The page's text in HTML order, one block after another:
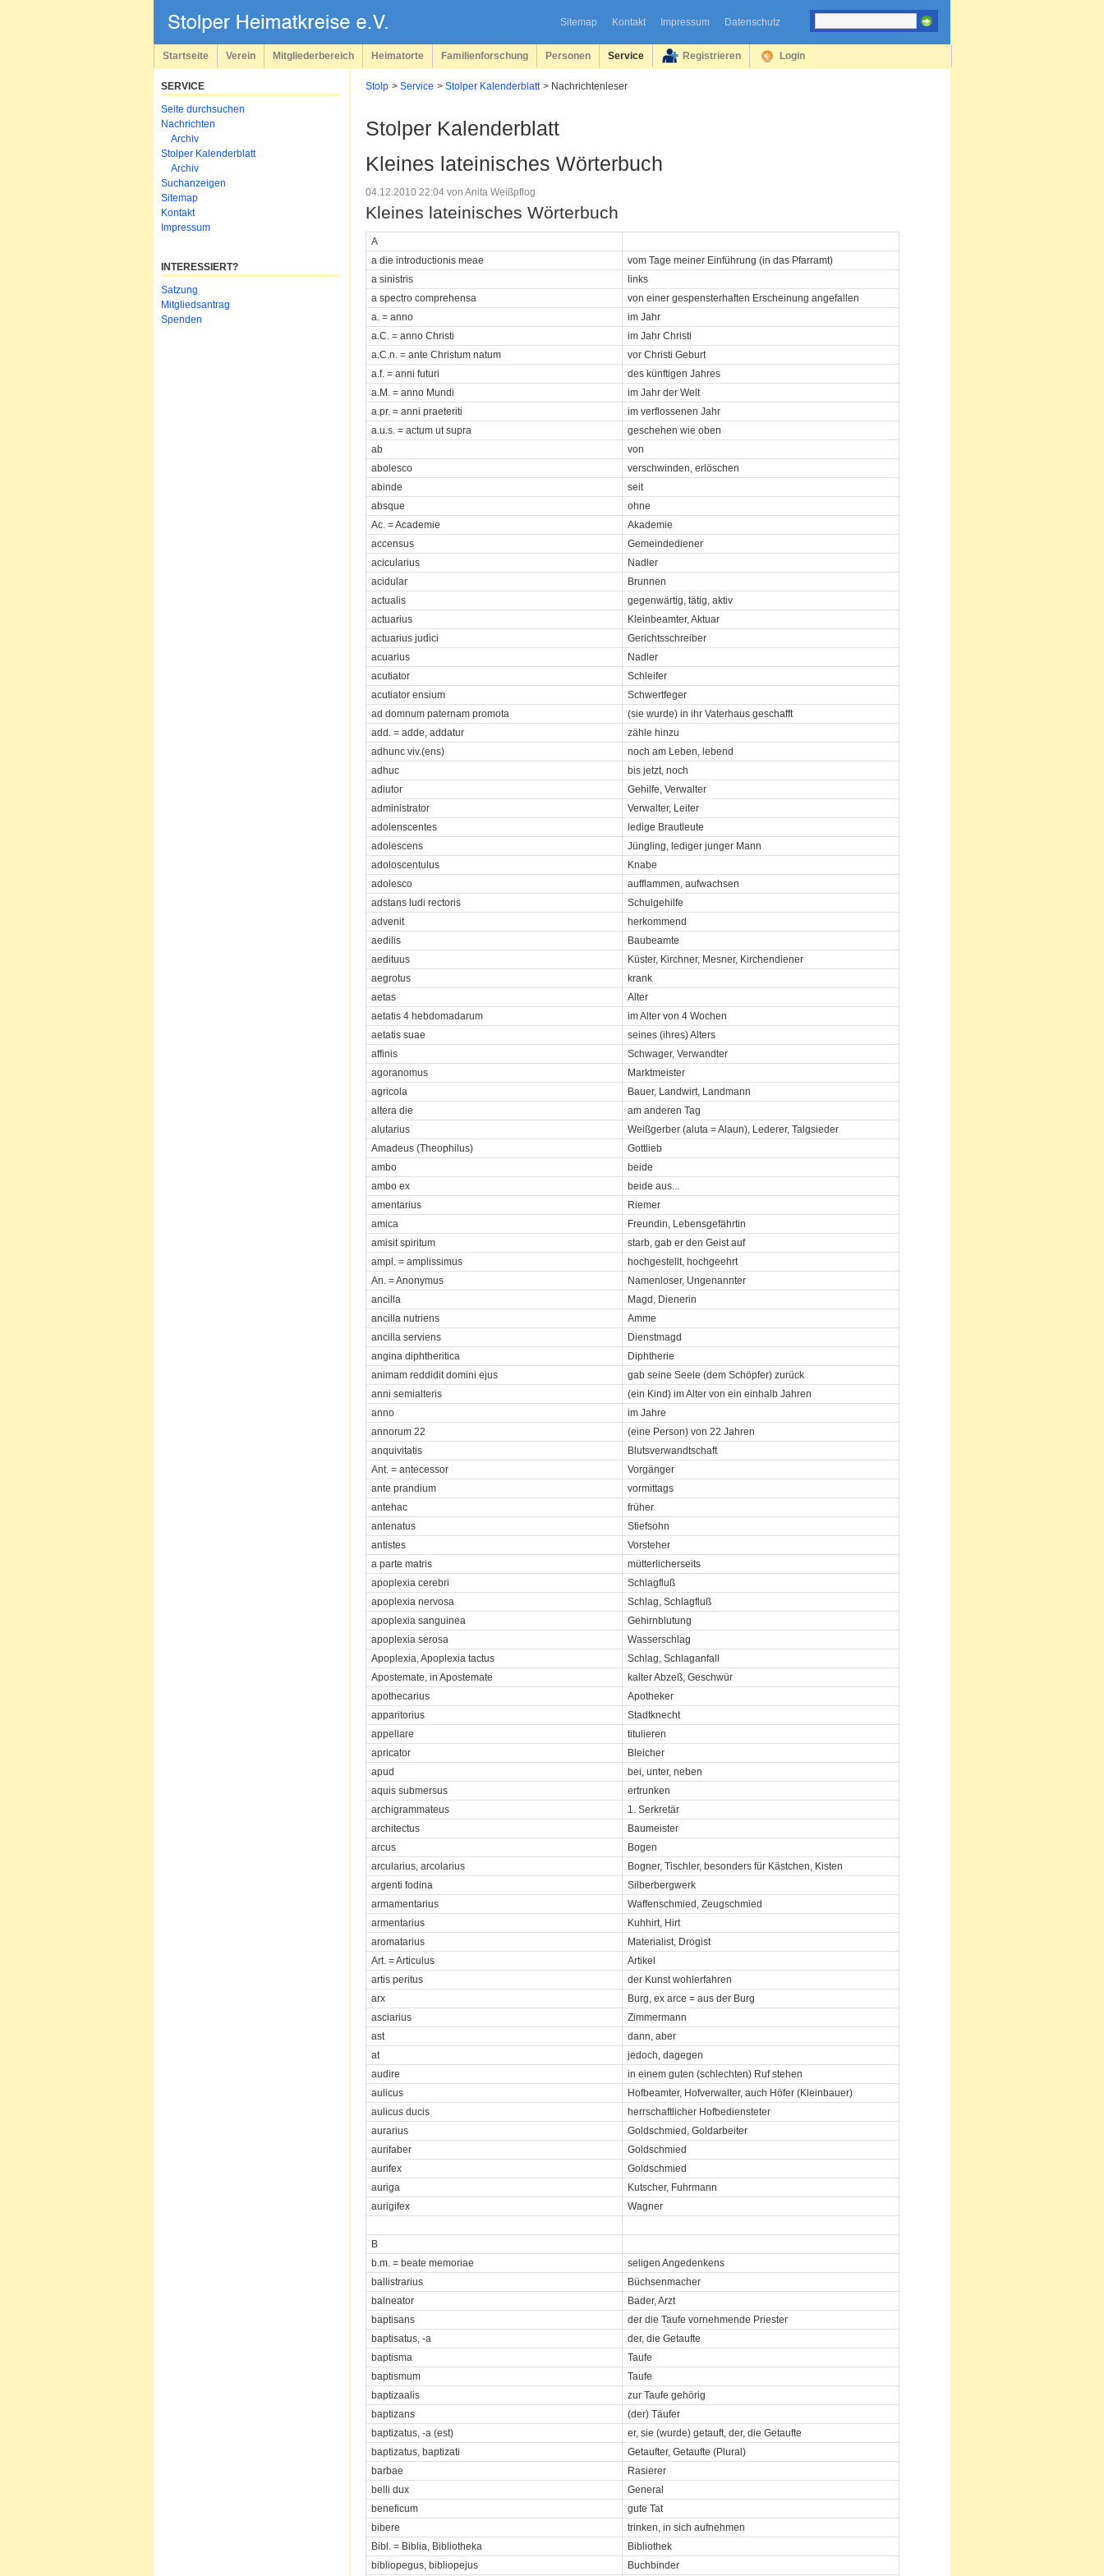
Sitemap Kontakt Impressum Datenschutz
überspringen
Startseite Verein Mitgliederbereich Heimatorte Familienforschung Personen Service Registrieren Login
Stolp Service Stolper Kalenderblatt Nachrichtenleser
Stolper Kalenderblatt
Kleines lateinisches Wörterbuch
04.12.2010 22:04 von Anita Weißpflog
Kleines lateinisches Wörterbuch
A
a die introductionis meae
vom Tage meiner Einführung (in das Pfarramt)
a sinistris
links
a spectro comprehensa
von einer gespensterhaften Erscheinung angefallen
a. = anno
im Jahr
a.C. = anno Christi
im Jahr Christi
a.C.n. = ante Christum natum
vor Christi Geburt
a.f. = anni futuri
des künftigen Jahres
a.M. = anno Mundi
im Jahr der Welt
a.pr. = anni praeteriti
im verflossenen Jahr
a.u.s. = actum ut supra
geschehen wie oben
ab
von
abolesco
verschwinden, erlöschen
abinde
seit
absque
ohne
Ac. = Academie
Akademie
accensus
Gemeindediener
acicularius
Nadler
acidular
Brunnen
actualis
gegenwärtig, tätig, aktiv
actuarius
Kleinbeamter, Aktuar
actuarius judici
Gerichtsschreiber
acuarius
Nadler
acutiator
Schleifer
acutiator ensium
Schwertfeger
ad domnum paternam promota
(sie wurde) in ihr Vaterhaus geschafft
add. = adde, addatur
zähle hinzu
adhunc viv.(ens)
noch am Leben, lebend
adhuc
bis jetzt, noch
adiutor
Gehilfe, Verwalter
administrator
Verwalter, Leiter
adolenscentes
ledige Brautleute
adolescens
Jüngling, lediger junger Mann
adoloscentulus
Knabe
adolesco
aufflammen, aufwachsen
adstans ludi rectoris
Schulgehilfe
advenit
herkommend
aedilis
Baubeamte
aedituus
Küster, Kirchner, Mesner, Kirchendiener
aegrotus
krank
aetas
Alter
aetatis 4 hebdomadarum
im Alter von 4 Wochen
aetatis suae
seines (ihres) Alters
affinis
Schwager, Verwandter
agoranomus
Marktmeister
agricola
Bauer, Landwirt, Landmann
altera die
am anderen Tag
alutarius
Weißgerber (aluta = Alaun), Lederer, Talgsieder
Amadeus (Theophilus)
Gottlieb
ambo
beide
ambo ex
beide aus...
amentarius
Riemer
amica
Freundin, Lebensgefährtin
amisit spiritum
starb, gab er den Geist auf
ampl. = amplissimus
hochgestellt, hochgeehrt
An. = Anonymus
Namenloser, Ungenannter
ancilla
Magd, Dienerin
ancilla nutriens
Amme
ancilla serviens
Dienstmagd
angina diphtheritica
Diphtherie
animam reddidit domini ejus
gab seine Seele (dem Schöpfer) zurück
anni semialteris
(ein Kind) im Alter von ein einhalb Jahren
anno
im Jahre
annorum 22
(eine Person) von 22 Jahren
anquivitatis
Blutsverwandtschaft
Ant. = antecessor
Vorgänger
ante prandium
vormittags
antehac
früher
antenatus
Stiefsohn
antistes
Vorsteher
a parte matris
mütterlicherseits
apoplexia cerebri
Schlagfluß
apoplexia nervosa
Schlag, Schlagfluß
apoplexia sanguinea
Gehirnblutung
apoplexia serosa
Wasserschlag
Apoplexia, Apoplexia tactus
Schlag, Schlaganfall
Apostemate, in Apostemate
kalter Abzeß, Geschwür
apothecarius
Apotheker
apparitorius
Stadtknecht
appellare
titulieren
apricator
Bleicher
apud
bei, unter, neben
aquis submersus
ertrunken
archigrammateus
1. Serkretär
architectus
Baumeister
arcus
Bogen
arcularius, arcolarius
Bogner, Tischler, besonders für Kästchen, Kisten
argenti fodina
Silberbergwerk
armamentarius
Waffenschmied, Zeugschmied
armentarius
Kuhhirt, Hirt
aromatarius
Materialist, Drogist
Art. = Articulus
Artikel
artis peritus
der Kunst wohlerfahren
arx
Burg, ex arce = aus der Burg
asciarius
Zimmermann
ast
dann, aber
at
jedoch, dagegen
audire
in einem guten (schlechten) Ruf stehen
aulicus
Hofbeamter, Hofverwalter, auch Höfer (Kleinbauer)
aulicus ducis
herrschaftlicher Hofbediensteter
aurarius
Goldschmied, Goldarbeiter
aurifaber
Goldschmied
aurifex
Goldschmied
auriga
Kutscher, Fuhrmann
aurigifex
Wagner
B
b.m. = beate memoriae
seligen Angedenkens
ballistrarius
Büchsenmacher
balneator
Bader, Arzt
baptisans
der die Taufe vornehmende Priester
baptisatus, -a
der, die Getaufte
baptisma
Taufe
baptismum
Taufe
baptizaalis
zur Taufe gehörig
baptizans
(der) Täufer
baptizatus, -a (est)
er, sie (wurde) getauft, der, die Getaufte
baptizatus, baptizati
Getaufter, Getaufte (Plural)
barbae
Rasierer
belli dux
General
beneficum
gute Tat
bibere
trinken, in sich aufnehmen
Bibl. = Biblia, Bibliotheka
Bibliothek
bibliopegus, bibliopejus
Buchbinder
SERVICE
Navigation
überspringen
Seite durchsuchen
Nachrichten
Archiv
Stolper Kalenderblatt
Archiv
Suchanzeigen
Sitemap
Kontakt
Impressum
INTERESSIERT?
Navigation
überspringen
Satzung
Mitgliedsantrag
Spenden